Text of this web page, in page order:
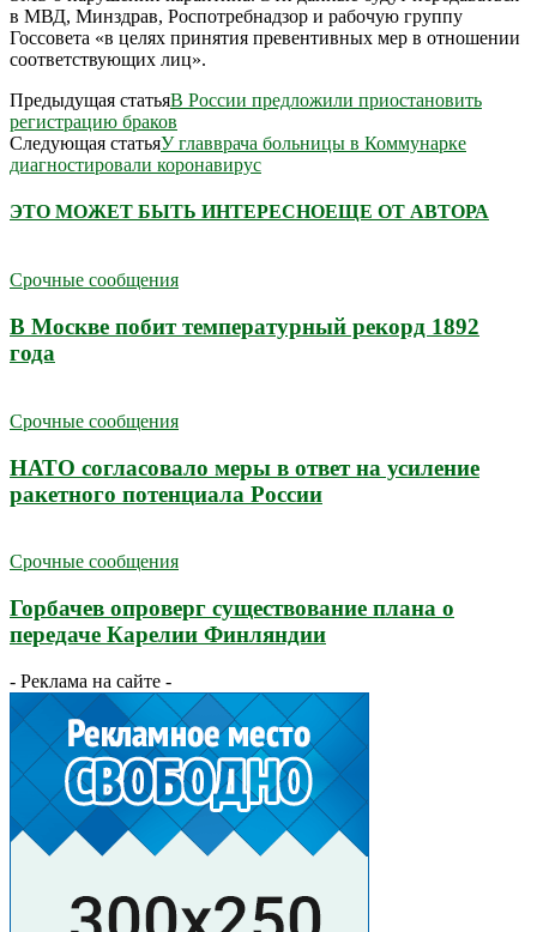
в МВД, Минздрав, Роспотребнадзор и рабочую группу
Госсовета «в целях принятия превентивных мер в отношении
соответствующих лиц».
Предыдущая статьяВ России предложили приостановить
регистрацию браков
Следующая статьяУ главврача больницы в Коммунарке
диагностировали коронавирус
ЭТО МОЖЕТ БЫТЬ ИНТЕРЕСНОЕЩЕ ОТ АВТОРА
Срочные сообщения
В Москве побит температурный рекорд 1892
года
Срочные сообщения
НАТО согласовало меры в ответ на усиление
ракетного потенциала России
Срочные сообщения
Горбачев опроверг существование плана о
передаче Карелии Финляндии
- Реклама на сайте -